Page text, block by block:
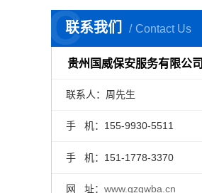
联系我们 Contact Us
C
贵州国威保安服务有限公司
联系人：周先生
手 机：155-9930-5511
手 机：151-1778-3370
网 址： www.gzgwba.cn